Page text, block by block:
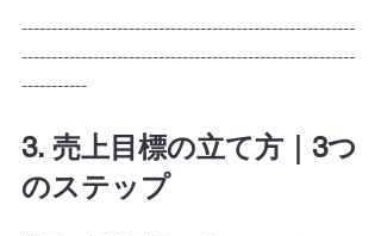
--------------------------------------------------------
--------------------------------------------------------
-----------
3. 売上目標の立て方｜3つ
のステップ